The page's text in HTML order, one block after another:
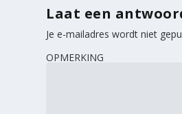
Laat een
Je e-mailadres wordt niet
OPMERKING